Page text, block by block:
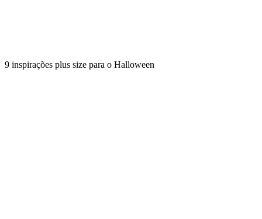
9 inspirações plus size para o Halloween